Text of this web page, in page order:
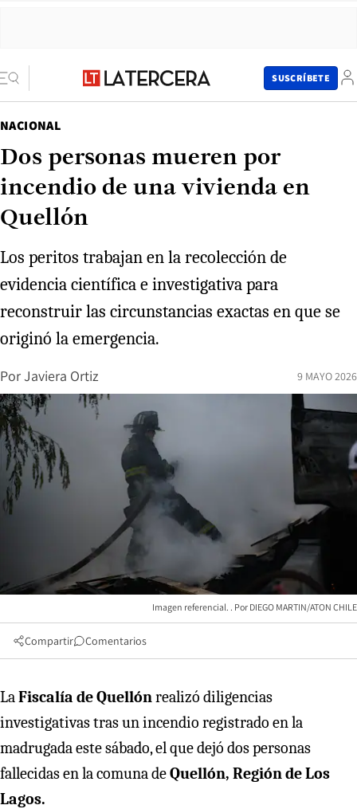
SUSCRÍBETE
NACIONAL
Dos personas mueren por
incendio de una vivienda en
Quellón
Los peritos trabajan en la recolección de
evidencia científica e investigativa para
reconstruir las circunstancias exactas en que se
originó la emergencia.
PorJaviera Ortiz 9 MAYO 2026
Imagen referencial. DIEGO MARTIN/ATON CHILE
Compartir Comentarios
LaFiscalía de Quellónrealizó diligencias
investigativas tras un incendio registrado en la
madrugada este sábado, el que dejó dos personas
fallecidas en la comuna deQuellón, Región de Los
Lagos.